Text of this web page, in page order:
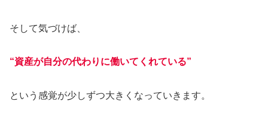
そして気づけば、
“資産が自分の代わりに働いてくれている”
という感覚が少しずつ大きくなっていきます。